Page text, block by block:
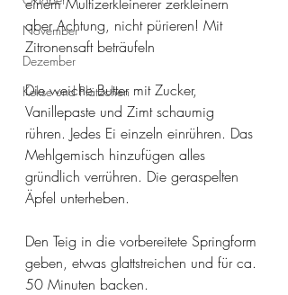
November
Dezember
Kekse und Plätzchen
aber Achtung, nicht pürieren! Mit
Zitronensaft beträufeln
Die weiche Butter mit Zucker,
Vanillepaste und Zimt schaumig
rühren. Jedes Ei einzeln einrühren. Das
Mehlgemisch hinzufügen alles
gründlich verrühren. Die geraspelten
Äpfel unterheben.
Den Teig in die vorbereitete Springform
geben, etwas glattstreichen und für ca.
50 Minuten backen.